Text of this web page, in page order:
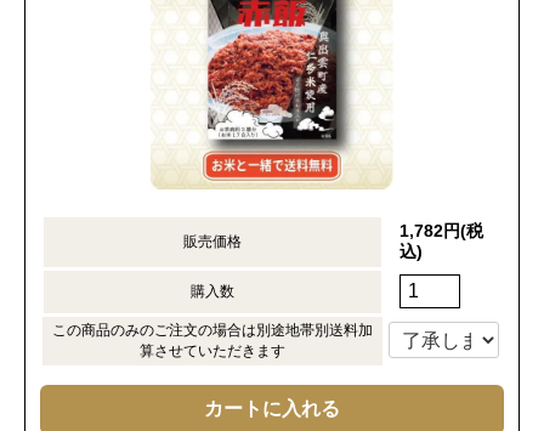
販売価格
1,782円(税
込)
購入数
この商品のみのご注文の場合は別途地帯別送料加
算させていただきます